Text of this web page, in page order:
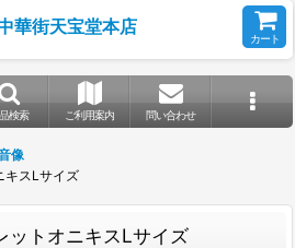
華街天宝堂本店
カート
検索 ご利用案内 問い合わせ
像
キスLサイズ
ットオニキスLサイズ